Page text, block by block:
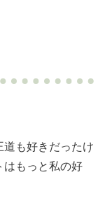
道も好きだったけ
はもっと私の好